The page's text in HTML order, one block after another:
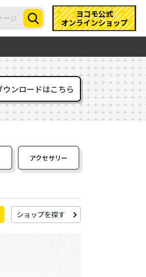
ヨコモ公式
オンラインショップ
ンロードはこちら
アクセサリー
ショップを探す